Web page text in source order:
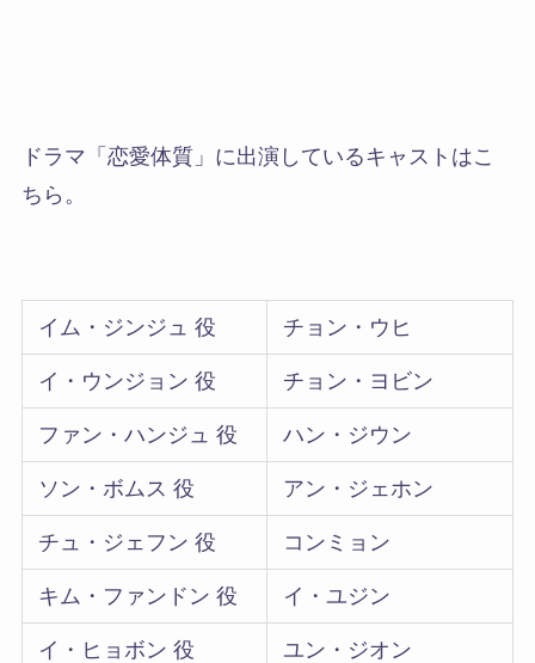
ドラマ「恋愛体質」に出演しているキャスト はこ
ちら。
イム・ジンジュ 役 チョン・ウヒ
イ・ウンジョン 役 チョン・ヨビン
ファン・ハンジュ 役 ハン・ジウン
ソン・ボムス 役 アン・ジェホン
チュ・ジェフン 役 コンミョン
キム・ファンドン 役 イ・ユジン
イ・ヒョボン 役 ユン・ジオン